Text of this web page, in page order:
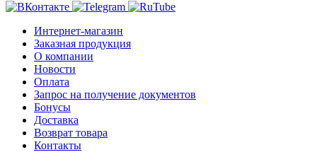
Интернет-магазин
Заказная продукция
О компании
Новости
Оплата
Запрос на получение документов
Бонусы
Доставка
Возврат товара
Контакты